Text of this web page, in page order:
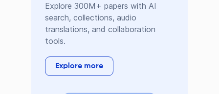
Explore 300M+ papers with AI
search, collections, audio
translations, and collaboration
tools.
Explore more